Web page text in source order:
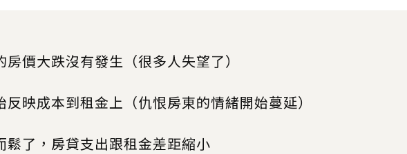
房價大跌沒有發生（很多人失望了）
反映成本到租金上（仇恨房東的情緒開始蔓延）
鬆了，房貸支出跟租金差距縮小